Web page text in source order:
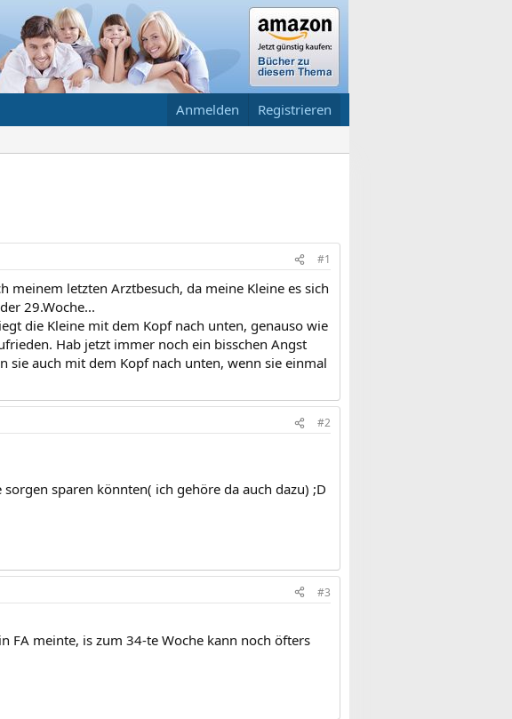
Anmelden Registrieren
#1
meinem letzten Arztbesuch, da meine Kleine es sich
29.Woche...
die Kleine mit dem Kopf nach unten, genauso wie
Hab jetzt immer noch ein bisschen Angst
sie auch mit dem Kopf nach unten, wenn sie einmal
#2
sparen könnten( ich gehöre da auch dazu) ;D
#3
FA meinte, is zum 34-te Woche kann noch öfters